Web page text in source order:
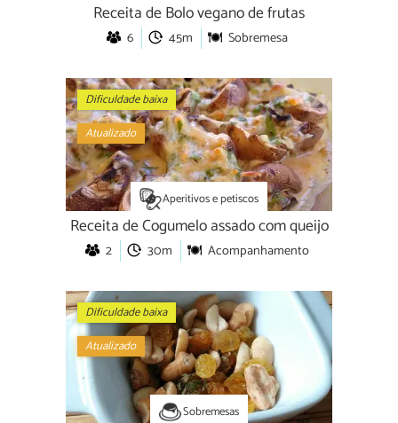
Receita de Bolo vegano de frutas
6 45m Sobremesa
Dificuldade baixa
Atualizado
Aperitivos e petiscos
Receita de Cogumelo assado com queijo
2 30m Acompanhamento
Dificuldade baixa
Atualizado
Sobremesas